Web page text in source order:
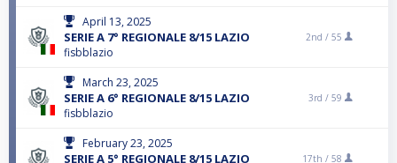
April 13, 2025
SERIE A 7° REGIONALE 8/15 LAZIO
fisbblazio
2nd / 55
March 23, 2025
SERIE A 6° REGIONALE 8/15 LAZIO
fisbblazio
3rd / 59
February 23, 2025
SERIE A 5° REGIONALE 8/15 LAZIO 17th / 58